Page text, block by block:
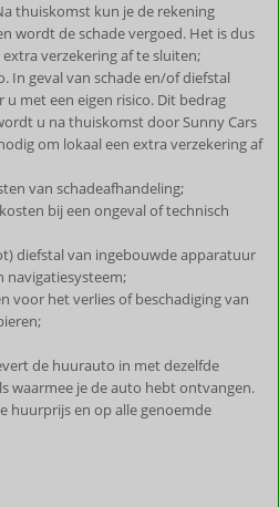
thuiskomst kun je de rekening
wordt de schade vergoed. Het is dus
verzekering af te sluiten;
In geval van schade en/of diefstal
met een eigen risico. Dit bedrag
u na thuiskomst door Sunny Cars
om lokaal een extra verzekering af
van schadeafhandeling;
bij een ongeval of technisch
diefstal van ingebouwde apparatuur
navigatiesysteem;
voor het verlies of beschadiging van
de huurauto in met dezelfde
waarmee je de auto hebt ontvangen.
huurprijs en op alle genoemde